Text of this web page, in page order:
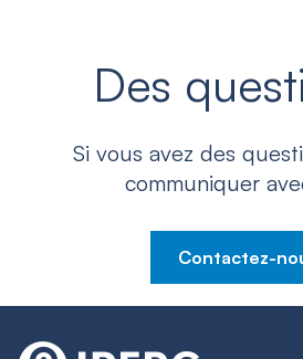
Des
Si vous avez des
communiquer
Contactez-